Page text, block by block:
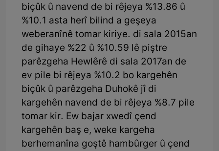
biçûk û navend de bi rêjeya %13.86 û
%10.1 asta herî bilind a geşeya
weberanînê tomar kiriye. di sala 2015an
de gihaye %22 û %10.59 lê piştre
parêzgeha Hewlêrê di sala 2017an de
ev pile bi rêjeya %10.2 bo kargehên
biçûk û parêzgeha Duhokê jî di
kargehên navend de bi rêjeya %8.7 pile
tomar kir. Ew bajar xwedî çend
kargehên baş e, weke kargeha
berhemanîna goştê hambûrger û çend